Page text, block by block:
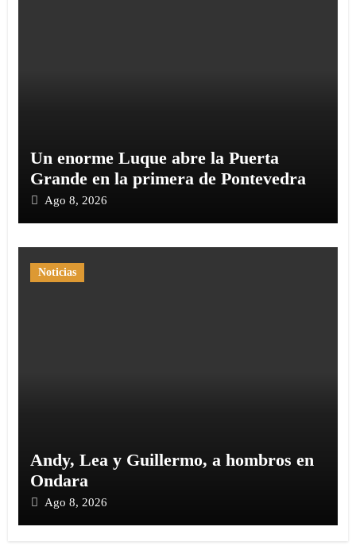
Un enorme Luque abre la Puerta
Grande en la primera de Pontevedra
Ago 8, 2026
Noticias
Andy, Lea y Guillermo, a hombros en
Ondara
Ago 8, 2026